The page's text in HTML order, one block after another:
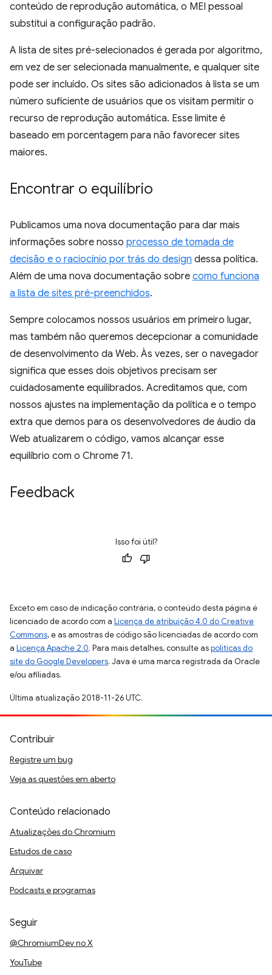
conteúdo de reprodução automática, o MEI pessoal
substitui a configuração padrão.
A lista de sites pré-selecionados é gerada por algoritmo,
em vez de ser selecionada manualmente, e qualquer site
pode ser incluído. Os sites são adicionados à lista se um
número suficiente de usuários que os visitam permitir o
recurso de reprodução automática. Esse limite é
baseado em porcentagem para não favorecer sites
maiores.
Encontrar o equilíbrio
Publicamos uma nova documentação para dar mais
informações sobre nosso processo de tomada de
decisão e o raciocínio por trás do design dessa política.
Além de uma nova documentação sobre como funciona
a lista de sites pré-preenchidos.
Sempre colocamos nossos usuários em primeiro lugar,
mas também não queremos decepcionar a comunidade
de desenvolvimento da Web. Às vezes, ser o navegador
significa que esses dois objetivos precisam ser
cuidadosamente equilibrados. Acreditamos que, com
nossos ajustes na implementação da política e o tempo
extra que demos para os desenvolvedores de áudio da
Web atualizarem o código, vamos alcançar esse
equilíbrio com o Chrome 71.
Feedback
Isso foi útil?
Exceto em caso de indicação contrária, o conteúdo desta página é
licenciado de acordo com a Licença de atribuição 4.0 do Creative
Commons, e as amostras de código são licenciadas de acordo com
a Licença Apache 2.0. Para mais detalhes, consulte aspolíticas do
site do Google Developers. Java é uma marca registrada da Oracle
e/ou afiliadas.
Última atualização 2018-11-26 UTC.
Contribuir
Registre um bug
Veja as questões em aberto
Conteúdo relacionado
Atualizações do Chromium
Estudos de caso
Arquivar
Podcasts e programas
Seguir
@ChromiumDev no X
YouTube